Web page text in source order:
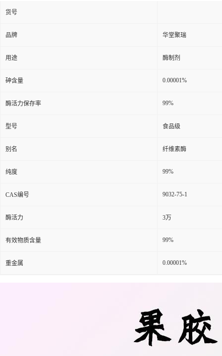
货号
品牌 华堂聚瑞
用途 酶制剂
砷含量 0.00001%
酶活力保存率 99%
型号 食品级
别名 纤维素酶
纯度 99%
CAS编号 9032-75-1
酶活力 3万
有效物质含量 99%
重金属 0.00001%